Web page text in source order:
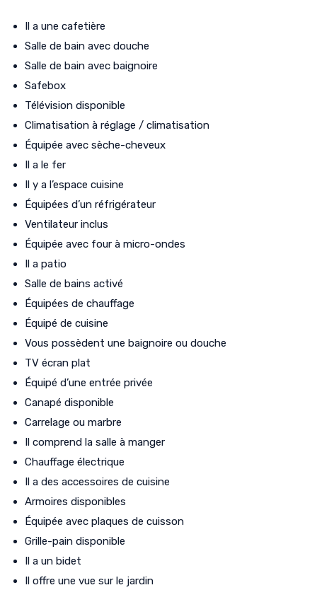
Il a une cafetière
Salle de bain avec douche
Salle de bain avec baignoire
Safebox
Télévision disponible
Climatisation à réglage / climatisation
Équipée avec sèche-cheveux
Il a le fer
Il y a l’espace cuisine
Équipées d’un réfrigérateur
Ventilateur inclus
Équipée avec four à micro-ondes
Il a patio
Salle de bains activé
Équipées de chauffage
Équipé de cuisine
Vous possèdent une baignoire ou douche
TV écran plat
Équipé d’une entrée privée
Canapé disponible
Carrelage ou marbre
Il comprend la salle à manger
Chauffage électrique
Il a des accessoires de cuisine
Armoires disponibles
Équipée avec plaques de cuisson
Grille-pain disponible
Il a un bidet
Il offre une vue sur le jardin